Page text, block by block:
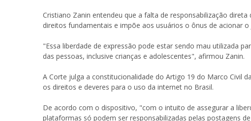
Cristiano Zanin entendeu que a falta de responsabilização
direitos fundamentais e impõe aos usuários o ônus de acionar
"Essa liberdade de expressão pode estar sendo mau utilizada
das pessoas, inclusive crianças e adolescentes", afirmou Zanin.
A Corte julga a constitucionalidade do Artigo 19 do Marco Civil
os direitos e deveres para o uso da internet no Brasil.
De acordo com o dispositivo, "com o intuito de assegurar a
plataformas só podem ser responsabilizadas pelas postagens